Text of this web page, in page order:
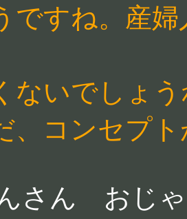
ですね。産
ないでしょ
、コンセプ
さん おじ